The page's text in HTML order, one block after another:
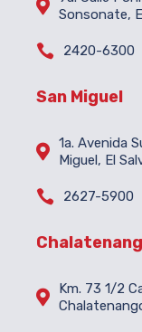
 Sonsonate,
 2420-6300
San Miguel
 1a. Avenida
Miguel, El
 2627-5900

Km. 73 1/2